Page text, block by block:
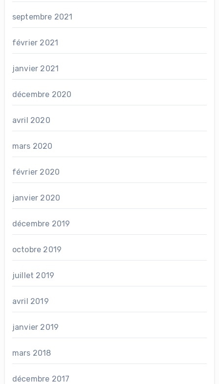
septembre 2021
février 2021
janvier 2021
décembre 2020
avril 2020
mars 2020
février 2020
janvier 2020
décembre 2019
octobre 2019
juillet 2019
avril 2019
janvier 2019
mars 2018
décembre 2017